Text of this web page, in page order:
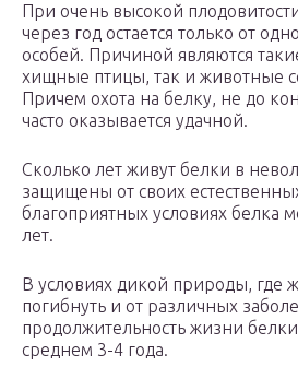
При очень высокой
через год остается только от
особей. Причиной являются
хищные птицы, так и животные
Причем охота на белку, не до
часто оказывается удачной.
Сколько лет живут белки в
защищены от своих
благоприятных условиях белка
лет.
В условиях дикой природы, где
погибнуть и от различных
продолжительность жизни белки
среднем 3-4 года.